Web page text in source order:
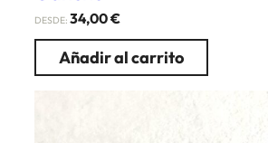
DESDE: 34,00€
Añadir al carrito